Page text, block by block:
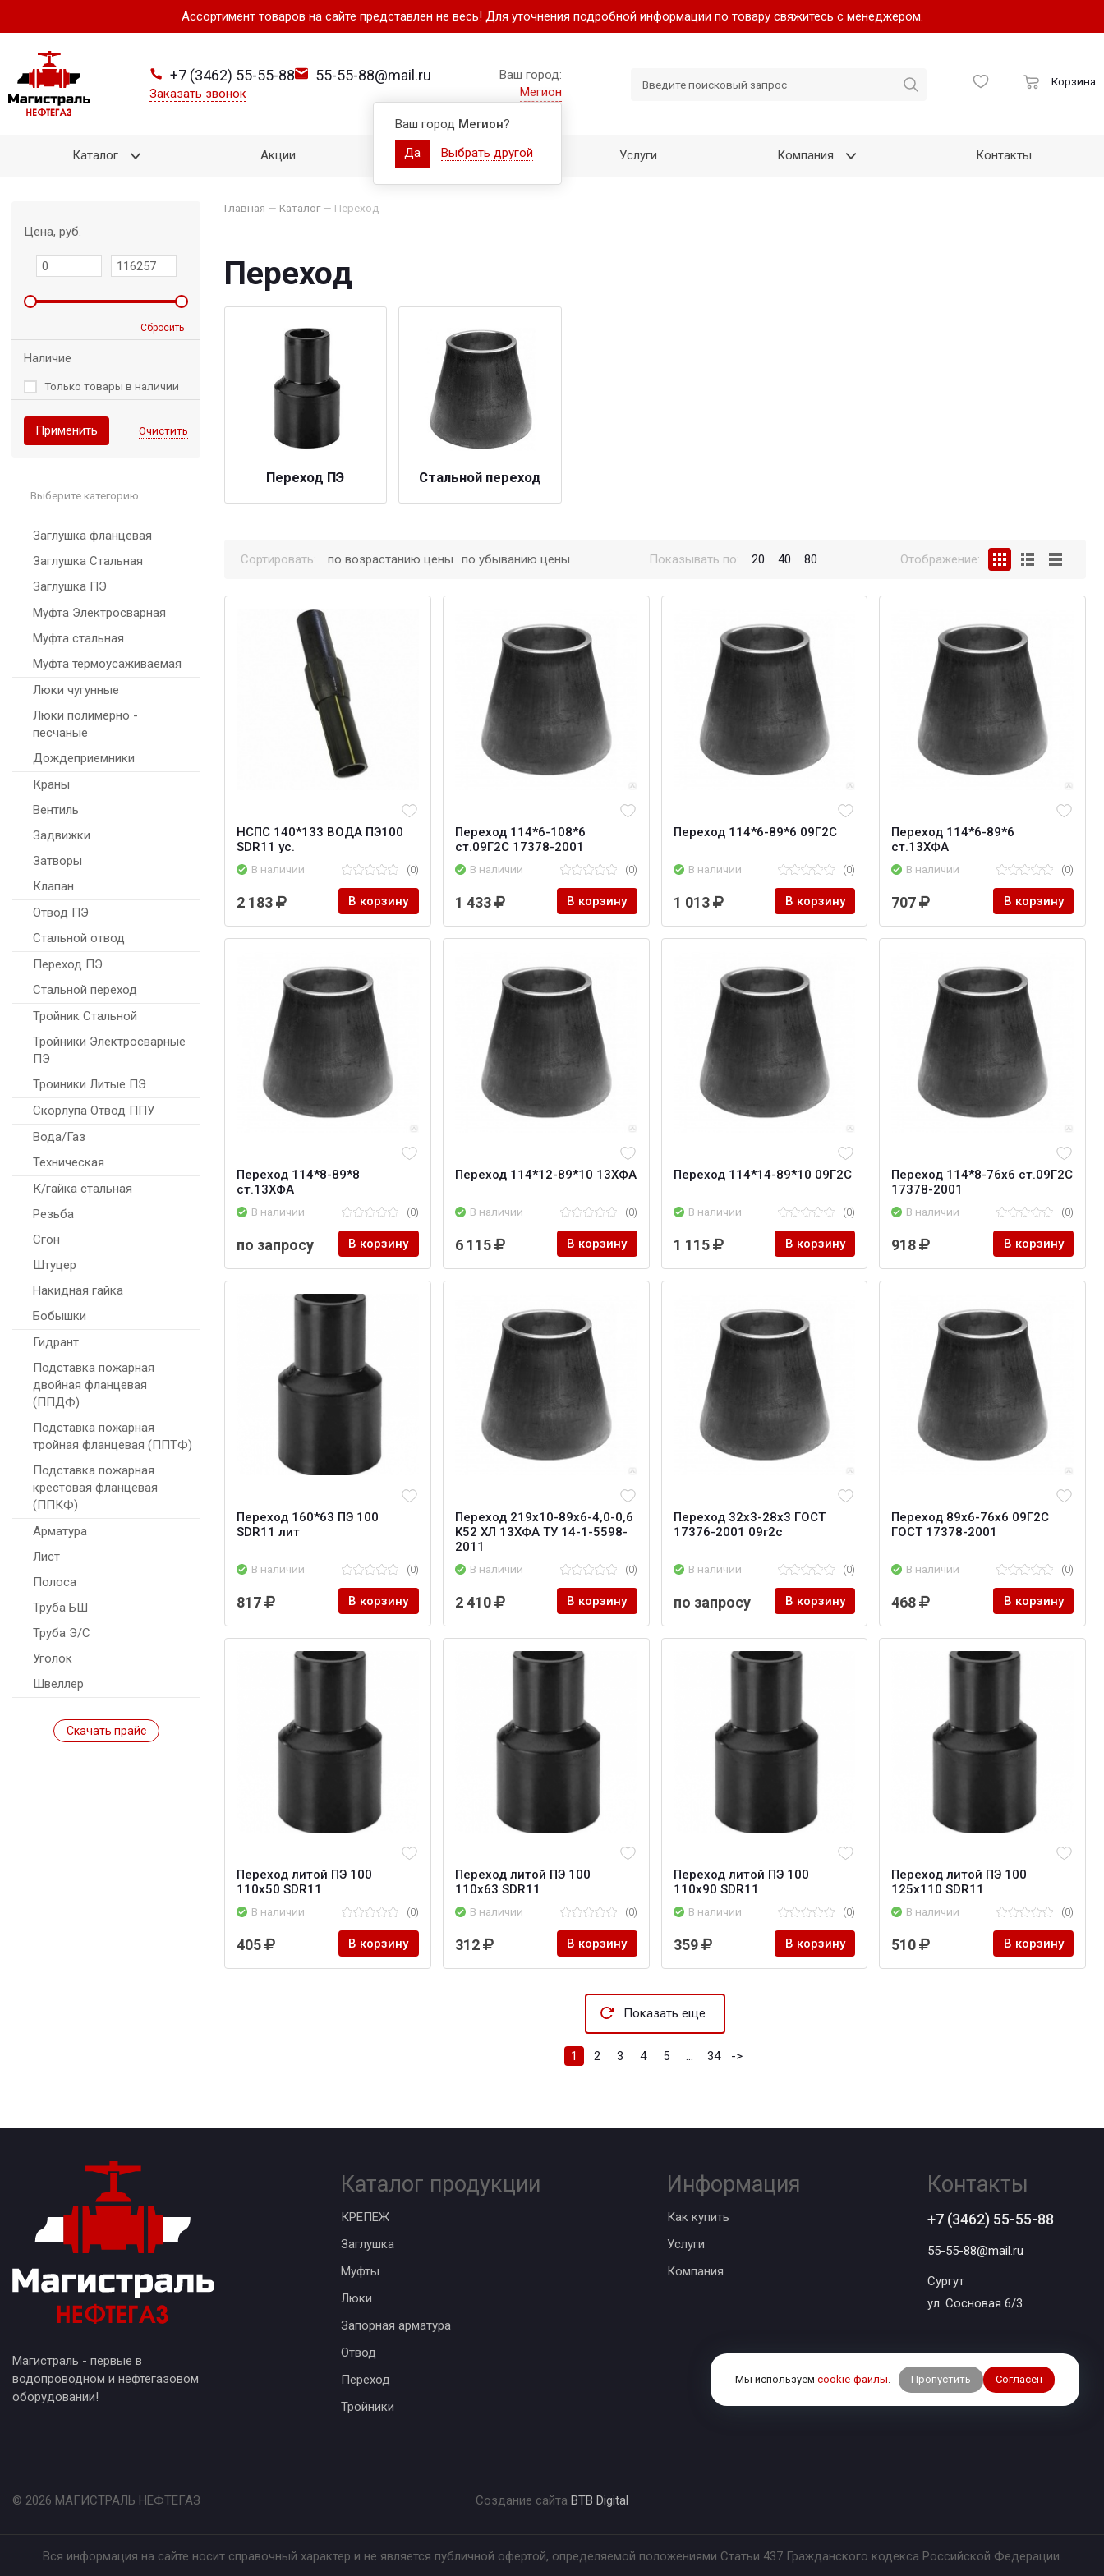
Ассортимент товаров на сайте представлен не весь! Для уточнения подробной информации по товару свяжитесь с менеджером.
+7 (3462) 55-55-88
Заказать звонок
55-55-88@mail.ru
Ваш город:
Мегион
Ваш город Мегион?
Да
Выбрать другой
Корзина
Каталог Акции Как купить Услуги Компания Контакты
Выберите категорию
Заглушка фланцевая
Заглушка Стальная
Заглушка ПЭ
Муфта Электросварная
Муфта стальная
Муфта термоусаживаемая
Люки чугунные
Люки полимерно -
песчаные
Дождеприемники
Краны
Вентиль
Задвижки
Затворы
Клапан
Отвод ПЭ
Стальной отвод
Переход ПЭ
Стальной переход
Тройник Стальной
Тройники Электросварные
ПЭ
Троиники Литые ПЭ
Скорлупа Отвод ППУ
Вода/Газ
Техническая
К/гайка стальная
Резьба
Сгон
Штуцер
Накидная гайка
Бобышки
Гидрант
Подставка пожарная
двойная фланцевая
(ППДФ)
Подставка пожарная
тройная фланцевая (ППТФ)
Подставка пожарная
крестовая фланцевая
(ППКФ)
Арматура
Лист
Полоса
Труба БШ
Труба Э/С
Уголок
Швеллер
Цена, руб.
Сбросить
Наличие
Только товары в наличии
Применить Очистить
Скачать прайс
Главная — Каталог — Переход
Переход
Переход ПЭ Стальной переход
Сортировать: по возрастанию цены по убыванию цены Показывать по: 20 40 80 Отображение:
НСПС 140*133 ВОДА ПЭ100
SDR11 ус.
В наличии (0)
2 183 В корзину
Переход 114*6-108*6
ст.09Г2С 17378-2001
В наличии (0)
1 433 В корзину
Переход 114*6-89*6 09Г2С
В наличии (0)
1 013 В корзину
Переход 114*6-89*6
ст.13ХФА
В наличии (0)
707 В корзину
Переход 114*8-89*8
ст.13ХФА
В наличии (0)
по запросу В корзину
Переход 114*12-89*10 13ХФА
В наличии (0)
6 115 В корзину
Переход 114*14-89*10 09Г2С
В наличии (0)
1 115 В корзину
Переход 114*8-76х6 ст.09Г2С
17378-2001
В наличии (0)
918 В корзину
Переход 160*63 ПЭ 100
SDR11 лит
В наличии (0)
817 В корзину
Переход 219х10-89х6-4,0-0,6
К52 ХЛ 13ХФА ТУ 14-1-5598-
2011
В наличии (0)
2 410 В корзину
Переход 32х3-28х3 ГОСТ
17376-2001 09г2с
В наличии (0)
по запросу В корзину
Переход 89x6-76x6 09Г2С
ГОСТ 17378-2001
В наличии (0)
468 В корзину
Переход литой ПЭ 100
110х50 SDR11
В наличии (0)
405 В корзину
Переход литой ПЭ 100
110х63 SDR11
В наличии (0)
312 В корзину
Переход литой ПЭ 100
110х90 SDR11
В наличии (0)
359 В корзину
Переход литой ПЭ 100
125х110 SDR11
В наличии (0)
510 В корзину
Показать еще
1 2 3 4 5 ... 34 ->
Магистраль - первые в
водопроводном и нефтегазовом
оборудовании!
Каталог продукции
КРЕПЕЖ
Заглушка
Муфты
Люки
Запорная арматура
Отвод
Переход
Тройники
Информация
Как купить
Услуги
Компания
Контакты
+7 (3462) 55-55-88
55-55-88@mail.ru
Сургут
ул. Сосновая 6/3
© 2026 МАГИСТРАЛЬ НЕФТЕГАЗ Создание сайта BTB Digital
Вся информация на сайте носит справочный характер и не является публичной офертой, определяемой положениями Статьи 437 Гражданского кодекса Российской Федерации.
Мы используем cookie-файлы. Пропустить Согласен